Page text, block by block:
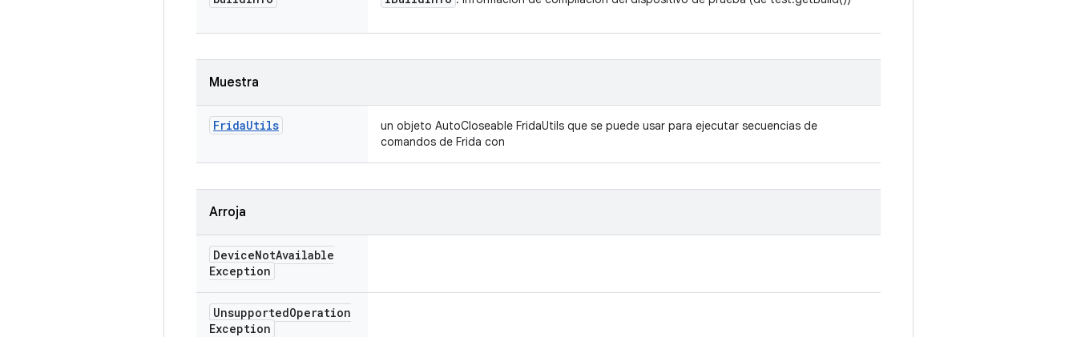
Muestra
FridaUtils
un objeto AutoCloseable FridaUtils que se puede usar para ejecutar secuencias de
comandos de Frida con
Arroja
DeviceNotAvailable
Exception
UnsupportedOperation
Exception